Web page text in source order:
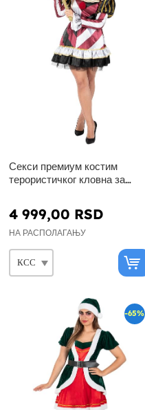
Секси премиум костим
терористичког кловна за
4 999,00 RSD
НА РАСПОЛАГАЊУ
-65%